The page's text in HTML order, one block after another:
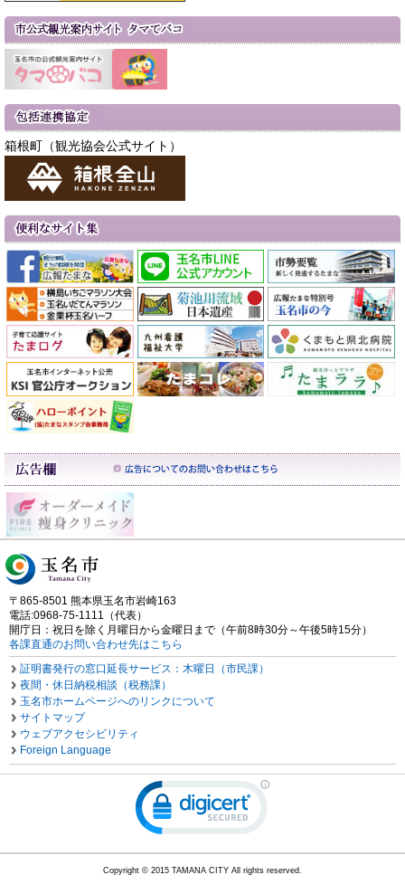
箱根町（観光協会公式サイト）
〒865-8501 熊本県玉名市岩崎163
電話:0968-75-1111（代表）
開庁日：祝日を除く月曜日から金曜日まで（午前8時30分～午後5時15分）
各課直通のお問い合わせ先はこちら
証明書発行の窓口延長サービス：木曜日（市民課）
夜間・休日納税相談（税務課）
玉名市ホームページへのリンクについて
サイトマップ
ウェブアクセシビリティ
Foreign Language
Copyright © 2015 TAMANA CITY All rights reserved.